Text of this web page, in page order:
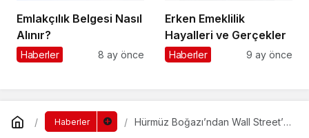
Emlakçılık Belgesi Nasıl
Alınır?
Haberler 8 ay önce
Erken Emeklilik
Hayalleri ve Gerçekler
Haberler 9 ay önce
Haberler
Hürmüz Boğazı’ndan Wall Street’e: